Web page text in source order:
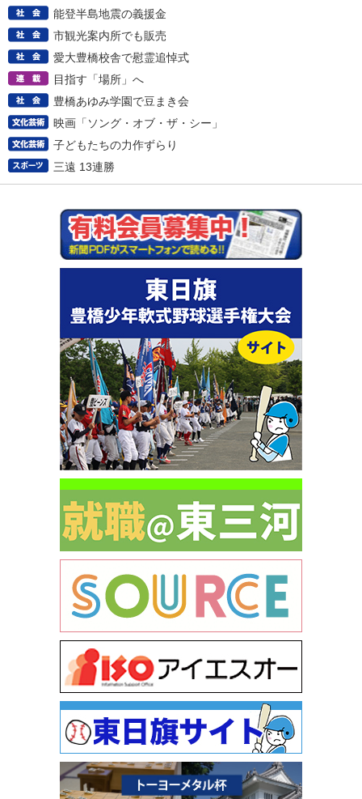
能登半島地震の義援金
市観光案内所でも販売
愛大豊橋校舎で慰霊追悼式
目指す「場所」へ
豊橋あゆみ学園で豆まき会
映画「ソング・オブ・ザ・シー」
子どもたちの力作ずらり
三遠 13連勝